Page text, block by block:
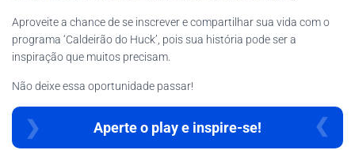
Aproveite a chance de se inscrever e compartilhar sua vida com o
programa ‘Caldeirão do Huck’, pois sua história pode ser a
inspiração que muitos precisam.
Não deixe essa oportunidade passar!
Aperte o play e inspire-se!